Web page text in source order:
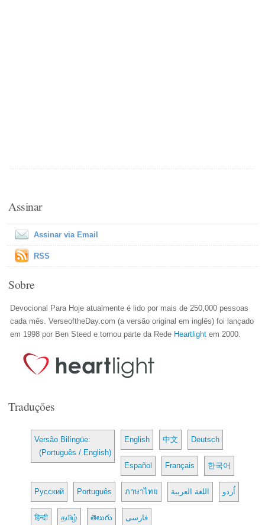
Assinar
Assinar via Email
RSS
Sobre
Devocional Para Hoje atualmente é lido por mais de 250,000 pessoas
cada mês. VerseoftheDay.com (a versão original em inglês) foi lançado
em 1998 por Ben Steed e tornou parte da Rede Heartlight em 2000.
Traduções
Versão Bilíngüe:
(Português / English)
English 中文 Deutsch
Español Français 한국어
Русский Português ภาษาไทย اللغة العربية اُردو
हिन्दी தமிழ் తెలుగు فارسی